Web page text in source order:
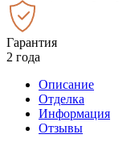
Гарантия
2 года
Описание
Отделка
Информация
Отзывы